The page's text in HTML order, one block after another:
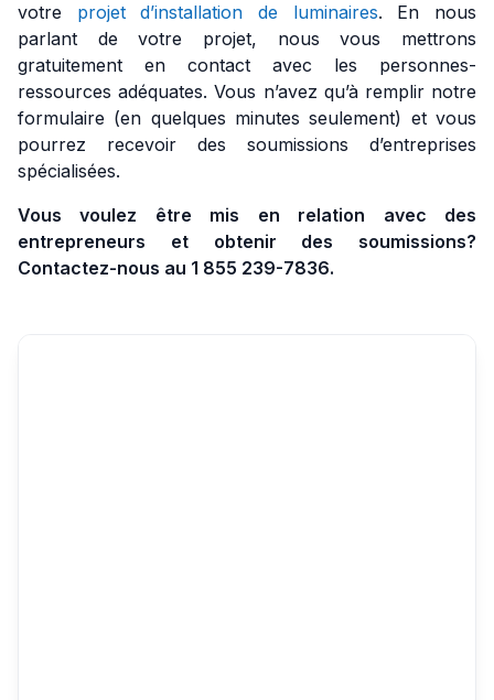
votre projet d’installation de luminaires. En nous
parlant de votre projet, nous vous mettrons
gratuitement en contact avec les personnes-
ressources adéquates. Vous n’avez qu’à remplir notre
formulaire (en quelques minutes seulement) et vous
pourrez recevoir des soumissions d’entreprises
spécialisées.
Vous voulez être mis en relation avec des
entrepreneurs et obtenir des soumissions?
Contactez-nous au 1 855 239-7836.